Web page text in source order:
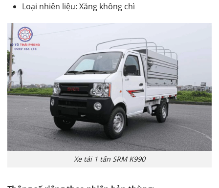
Loại nhiên liệu: Xăng không chì
Xe tải 1 tấn SRM K990